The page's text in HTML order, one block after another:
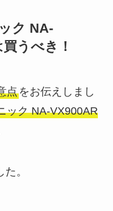
ク NA-
うべき！
点をお伝えしまし
ック NA-VX900AR
。